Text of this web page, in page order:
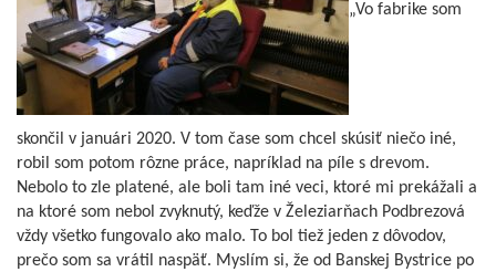
„Vo fabrike som
skončil v januári 2020. V tom čase som chcel skúsiť niečo iné,
robil som potom rôzne práce, napríklad na píle s drevom.
Nebolo to zle platené, ale boli tam iné veci, ktoré mi prekážali a
na ktoré som nebol zvyknutý, keďže v Železiarňach Podbrezová
vždy všetko fungovalo ako malo. To bol tiež jeden z dôvodov,
prečo som sa vrátil naspäť. Myslím si, že od Banskej Bystrice po